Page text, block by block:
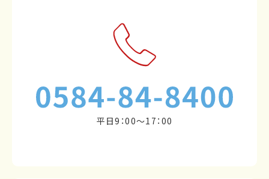
平日9：00～17：00